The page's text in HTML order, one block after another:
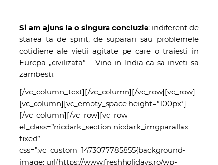
Si am ajuns la o singura concluzie: indiferent de
starea ta de spirit, de suparari sau problemele
cotidiene ale vietii agitate pe care o traiesti in
Europa „civilizata” – Vino in India ca sa inveti sa
zambesti.
[/vc_column_text][/vc_column][/vc_row][vc_row]
[vc_column][vc_empty_space height=”100px”]
[/vc_column][/vc_row][vc_row
el_class=”nicdark_section nicdark_imgparallax
fixed”
css=”.vc_custom_1473077785855{background-
image: url(https://www.freshholidays.ro/wp-